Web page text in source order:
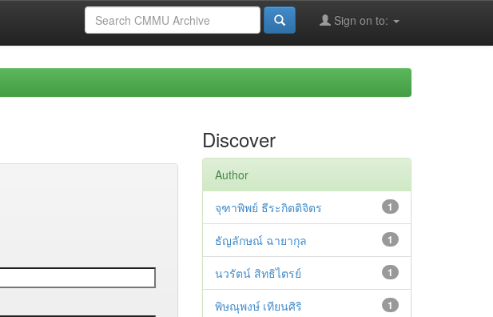
Sign on to:
Discover
Author
1
จุฑาพิพย์ ธีระกิตติจิตร
1
ธัญลักษณ์ ฉายากุล
1
นวรัตน์ สิทธิไตรย์
1
พิษณุพงษ์ เทียนศิริ